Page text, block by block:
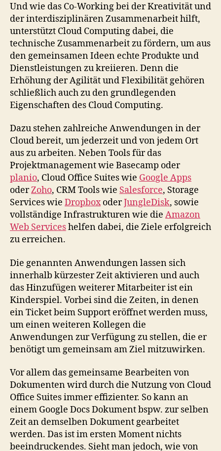
Und wie das Co-Working bei der Kreativität und
der interdisziplinären Zusammenarbeit hilft,
unterstützt Cloud Computing dabei, die
technische Zusammenarbeit zu fördern, um aus
den gemeinsamen Ideen echte Produkte und
Dienstleistungen zu kreiieren. Denn die
Erhöhung der Agilität und Flexibilität gehören
schließlich auch zu den grundlegenden
Eigenschaften des Cloud Computing.
Dazu stehen zahlreiche Anwendungen in der
Cloud bereit, um jederzeit und von jedem Ort
aus zu arbeiten. Neben Tools für das
Projektmanagement wie Basecamp oder
planio, Cloud Office Suites wie Google Apps
oderZoho, CRM Tools wie Salesforce, Storage
Services wie DropboxoderJungleDisk, sowie
vollständige Infrastrukturen wie die Amazon
Web Serviceshelfen dabei, die Ziele erfolgreich
zu erreichen.
Die genannten Anwendungen lassen sich
innerhalb kürzester Zeit aktivieren und auch
das Hinzufügen weiterer Mitarbeiter ist ein
Kinderspiel. Vorbei sind die Zeiten, in denen
ein Ticket beim Support eröffnet werden muss,
um einen weiteren Kollegen die
Anwendungen zur Verfügung zu stellen, die er
benötigt um gemeinsam am Ziel mitzuwirken.
Vor allem das gemeinsame Bearbeiten von
Dokumenten wird durch die Nutzung von Cloud
Office Suites immer effizienter. So kann an
einem Google Docs Dokument bspw. zur selben
Zeit an demselben Dokument gearbeitet
werden. Das ist im ersten Moment nichts
beeindruckendes. Sieht man jedoch, wie von